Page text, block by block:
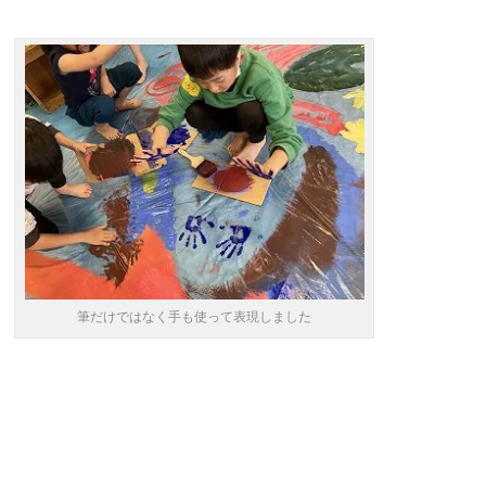
筆だけではなく手も使って表現しました